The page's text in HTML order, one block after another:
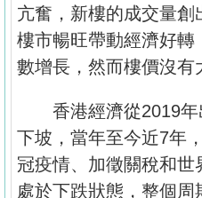
地
產
新
據
公
佈
亢奮，新樓的成交量
樓市暢旺帶動經濟好轉
數增長，然而樓價沒有
香港經濟從2019年
下坡，當年至今近7年
冠疫情、加徵關稅和
處於下跌狀態，整個